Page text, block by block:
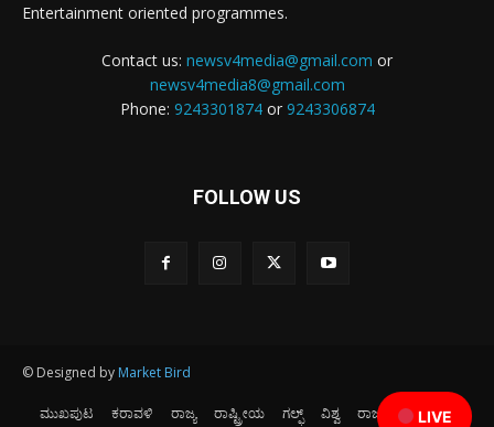
LIVE
Entertainment oriented programmes.
Contact us: newsv4media@gmail.com or
newsv4media8@gmail.com
Phone: 9243301874or 9243306874
FOLLOW US
© Designed by Market Bird
ಮುಖಪುಟ ಕರಾವಳಿ ರಾಜ್ಯ ರಾಷ್ಟ್ರೀಯ ಗಲ್ಫ್ ವಿಶ್ವ ರಾಜಕೀಯ
ಕ್ರೀಡೆ